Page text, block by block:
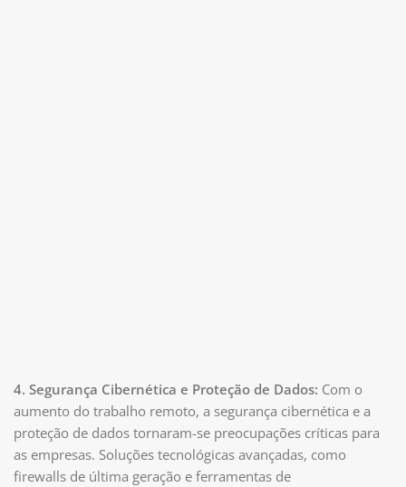
4. Segurança Cibernética e Proteção de Dados: Com o
aumento do trabalho remoto, a segurança cibernética e a
proteção de dados tornaram-se preocupações críticas para
as empresas. Soluções tecnológicas avançadas, como
firewalls de última geração e ferramentas de